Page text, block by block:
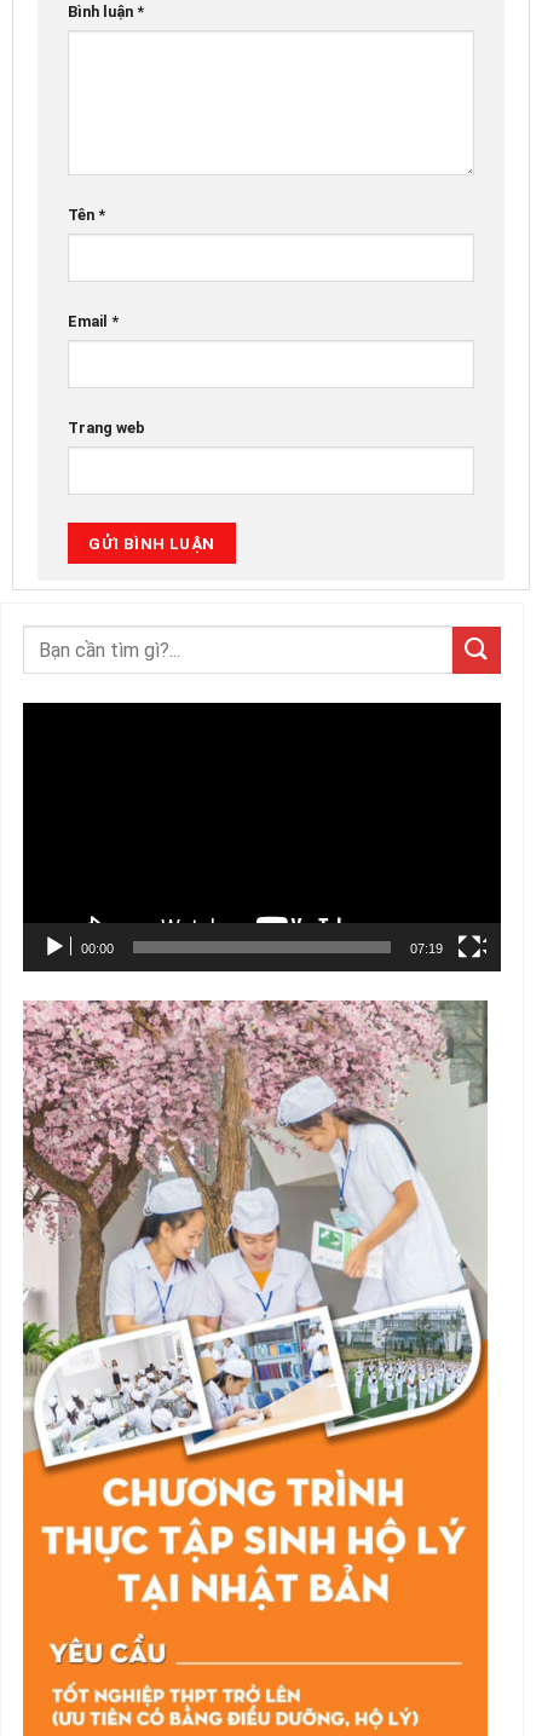
Bình luận *
Tên *
Email *
Trang web
00:00 07:19